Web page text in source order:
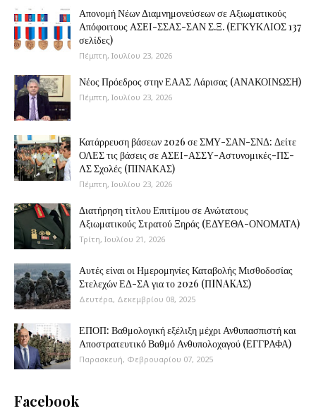
Απονομή Νέων Διαμνημονεύσεων σε Αξιωματικούς
Απόφοιτους ΑΣΕΙ-ΣΣΑΣ-ΣΑΝ Σ.Ξ. (ΕΓΚΥΚΛΙΟΣ 137
σελίδες)
Πέμπτη, Ιουλίου 23, 2026
Νέος Πρόεδρος στην ΕΑΑΣ Λάρισας (ΑΝΑΚΟΙΝΩΣΗ)
Πέμπτη, Ιουλίου 23, 2026
Κατάρρευση βάσεων 2026 σε ΣΜΥ-ΣΑΝ-ΣΝΔ: Δείτε
ΟΛΕΣ τις βάσεις σε ΑΣΕΙ-ΑΣΣΥ-Αστυνομικές-ΠΣ-
ΛΣ Σχολές (ΠΙΝΑΚΑΣ)
Πέμπτη, Ιουλίου 23, 2026
Διατήρηση τίτλου Επιτίμου σε Ανώτατους
Αξιωματικούς Στρατού Ξηράς (ΕΔΥΕΘΑ-ΟΝΟΜΑΤΑ)
Τρίτη, Ιουλίου 21, 2026
Αυτές είναι οι Ημερομηνίες Καταβολής Μισθοδοσίας
Στελεχών ΕΔ-ΣΑ για το 2026 (ΠINAKAΣ)
Δευτέρα, Δεκεμβρίου 08, 2025
ΕΠΟΠ: Βαθμολογική εξέλιξη μέχρι Ανθυπασπιστή και
Αποστρατευτικό Βαθμό Ανθυπολοχαγού (ΕΓΓΡΑΦΑ)
Παρασκευή, Φεβρουαρίου 07, 2025
Facebook